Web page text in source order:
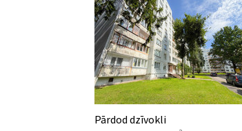
Pārdod dzīvokli